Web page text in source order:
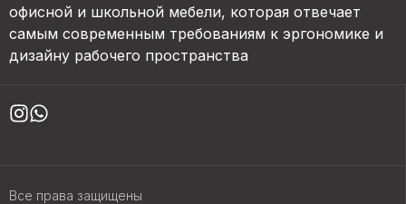
офисной и школьной мебели, которая отвечает
самым современным требованиям к эргономике и
дизайну рабочего пространства
Все права защищены